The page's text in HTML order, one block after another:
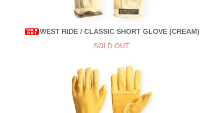
WEST RIDE / CLASSIC SHORT GLOVE (CREAM)
SOLD OUT